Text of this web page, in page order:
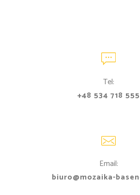
Tel:
+48 534 718 555
Email:
biuro@mozaika-